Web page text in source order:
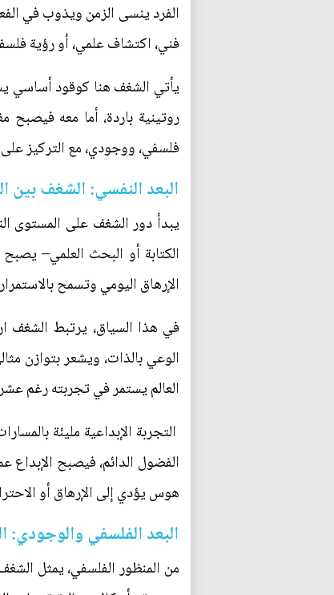
الفرد ينسى الزمن ويذوب في
فني، اكتشاف علمي، أو رؤية
يأتي الشغف هنا كوقود أساسي
روتينية باردة، أما معه
فلسفي، ووجودي، مع التركيز
البعد النفسي: الشغف بين
يبدأ دور الشغف على المستوى
الكتابة أو البحث العلمي–
الإرهاق اليومي وتسمح
في هذا السياق، يرتبط الشغف
الوعي بالذات، ويشعر بتوازن
العالم يستمر في تجربته رغم
التجربة الإبداعية مليئة
الفضول الدائم، فيصبح
هوس يؤدي إلى الإرهاق أو
البعد الفلسفي
من المنظور الفلسفي، يمثل